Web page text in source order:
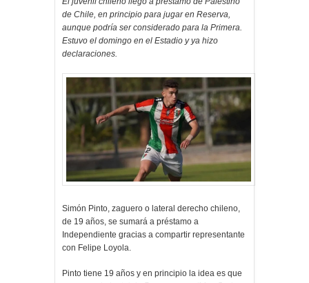
de Chile, en principio para jugar en Reserva,
aunque podría ser considerado para la Primera.
Estuvo el domingo en el Estadio y ya hizo
declaraciones.
Simón Pinto, zaguero o lateral derecho chileno,
de 19 años, se sumará a préstamo a
Independiente gracias a compartir representante
con Felipe Loyola.
Pinto tiene 19 años y en principio la idea es que